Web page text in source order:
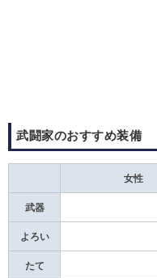
武闘家のおすすめ装備
女性
武器
よろい
たて